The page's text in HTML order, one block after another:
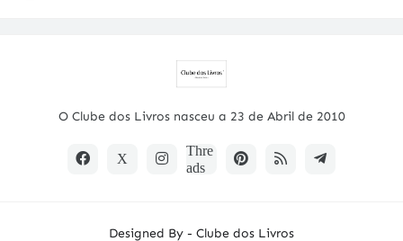
O Clube dos Livros nasceu a 23 de Abril de 2010
Designed By - Clube dos Livros